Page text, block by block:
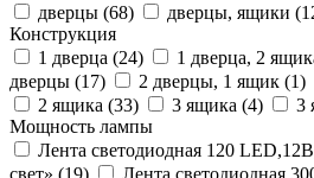
дверцы (68) дверцы, ящики (
Конструкция
1 дверца (24) 1 дверца, 2
дверцы (17) 2 дверцы, 1 ящик (1)
2 ящика (33) 3 ящика (4) 3
Мощность лампы
Лента светодиодная 120
свет» (19)
Лента светодиодная